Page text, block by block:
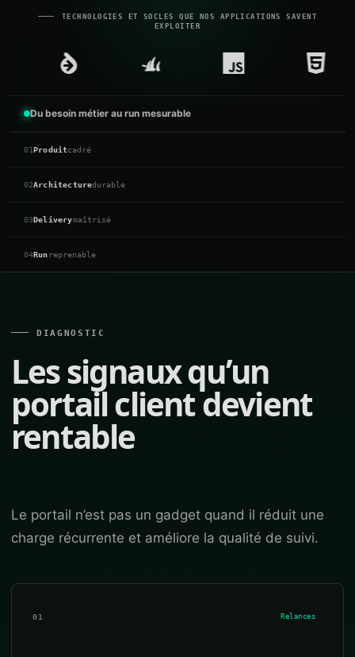
TECHNOLOGIES ET SOCLES QUE NOS APPLICATIONS SAVENT
EXPLOITER
Du besoin métier au run mesurable
01Produitcadré
02Architecturedurable
03Deliverymaîtrisé
04Run reprenable
DIAGNOSTIC
Les signaux qu’un
portail client devient
rentable
Le portail n’est pas un gadget quand il réduit une
charge récurrente et améliore la qualité de suivi.
01 Relances